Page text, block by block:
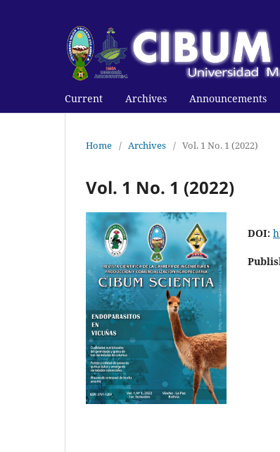
Current Archives Announcements
Home / Archives / Vol. 1 No. 1 (2022)
Vol. 1 No. 1 (2022)
DOI: